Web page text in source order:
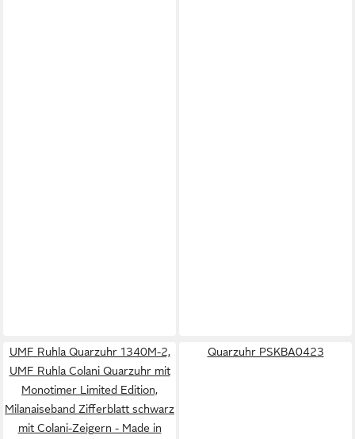
UMF Ruhla Quarzuhr 1340M-2,
UMF Ruhla Colani Quarzuhr mit
Monotimer Limited Edition,
Milanaiseband Zifferblatt schwarz
mit Colani-Zeigern - Made in
Quarzuhr PSKBA0423